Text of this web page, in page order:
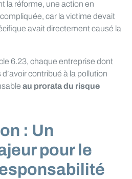
la réforme, une action en
car la victime devait
avait directement causé la
6.23, chaque entreprise dont
contribué à la pollution
au prorata du risque
: Un
pour le